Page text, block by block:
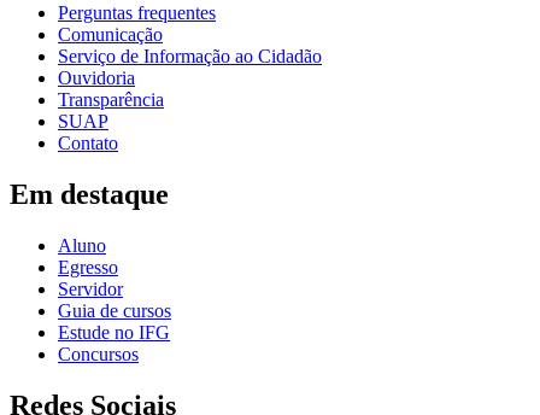
Perguntas frequentes
Comunicação
Serviço de Informação ao Cidadão
Ouvidoria
Transparência
SUAP
Contato
Em destaque
Aluno
Egresso
Servidor
Guia de cursos
Estude no IFG
Concursos
Redes Sociais